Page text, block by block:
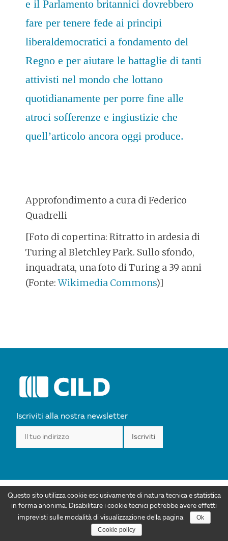
e il Parlamento britannici dovrebbero
fare per tenere fede ai principi
liberaldemocratici a fondamento del
Regno e per aiutare le battaglie di tanti
attivisti nel mondo che lottano
quotidianamente per porre fine alle
atroci sofferenze e ingiustizie che
quell’articolo ancora oggi produce.
Approfondimento a cura di Federico
Quadrelli
[Foto di copertina: Ritratto in ardesia di
Turing al Bletchley Park. Sullo sfondo,
inquadrata, una foto di Turing a 39 anni
(Fonte:Wikimedia Commons)]
POST
Iscriviti alla nostra newsletter
Attribuzione 4.0 Internazionale. Autorizzazioni ulteriori rispetto allo scopo di
questa licenza sono disponibili all'indirizzo info@cild.eu |Privacy policy
Questo sito utilizza cookie esclusivamente di natura tecnica e statistica
in forma anonima. Disabilitare i cookie tecnici potrebbe avere effetti
imprevisti sulle modalità di visualizzazione della pagina.
Ok
Cookie policy